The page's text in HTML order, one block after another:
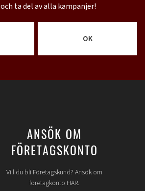
och ta del av alla kampanjer!
OK
ANSÖK OM
FÖRETAGSKONTO
Vill du bli Företagskund? Ansök om
företagkonto HÄR.